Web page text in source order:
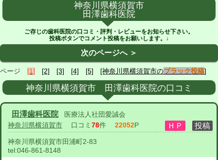
神奈川県横須賀市
田澤歯科医院
ご存じの歯科医院の口コミ・評判・レビューをお知らせ下さい。
投稿ボタンでコメント投稿をお願いします。↓
次のページへ ＞
ページ [1] [2] [3] [4] [5] [神奈川県横須賀市のブラック投稿]
神奈川県横須賀市 田澤歯科医院の口コミ
田澤歯科医院
医療法人社団愛誠会
神奈川県横須賀市 口コミ 78件 22052P
神奈川県横須賀市田浦町2-83
tel:046-861-8148